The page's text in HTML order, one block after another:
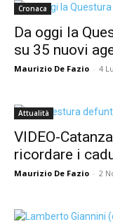
Cronaca
Da oggi la
su 35 nuovi
Maurizio De Fazio - 4
Attualità
VIDEO-
ricordare i
Maurizio De Fazio - 2